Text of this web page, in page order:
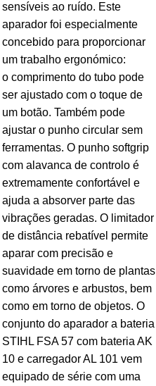
sensíveis ao ruído. Este
aparador foi especialmente
concebido para proporcionar
um trabalho ergonómico:
o comprimento do tubo pode
ser ajustado com o toque de
um botão. Também pode
ajustar o punho circular sem
ferramentas. O punho softgrip
com alavanca de controlo é
extremamente confortável e
ajuda a absorver parte das
vibrações geradas. O limitador
de distância rebatível permite
aparar com precisão e
suavidade em torno de plantas
como árvores e arbustos, bem
como em torno de objetos. O
conjunto do aparador a bateria
STIHL FSA 57 com bateria AK
10 e carregador AL 101 vem
equipado de série com uma